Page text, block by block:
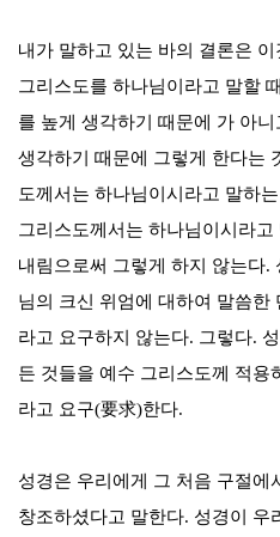
내가 말하고 있는 바의 결론은 이
그리스도를 하나님이라고 말할
를 높게 생각하기 때문에 가 아
생각하기 때문에 그렇게 한다는
도께서는 하나님이시라고 말하
그리스도께서는 하나님이시라고
내림으로써 그렇게 하지 않는다.
님의 크신 위엄에 대하여 말씀한
라고 요구하지 않는다. 그렇다.
든 것들을 예수 그리스도께 적용
라고 요구(要求)한다.
성경은 우리에게 그 처음 구절에
창조하셨다고 말한다. 성경이 우